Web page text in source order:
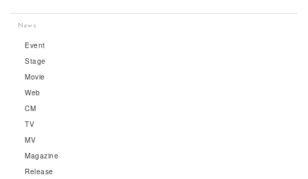
News
Event
Stage
Movie
Web
CM
TV
MV
Magazine
Release